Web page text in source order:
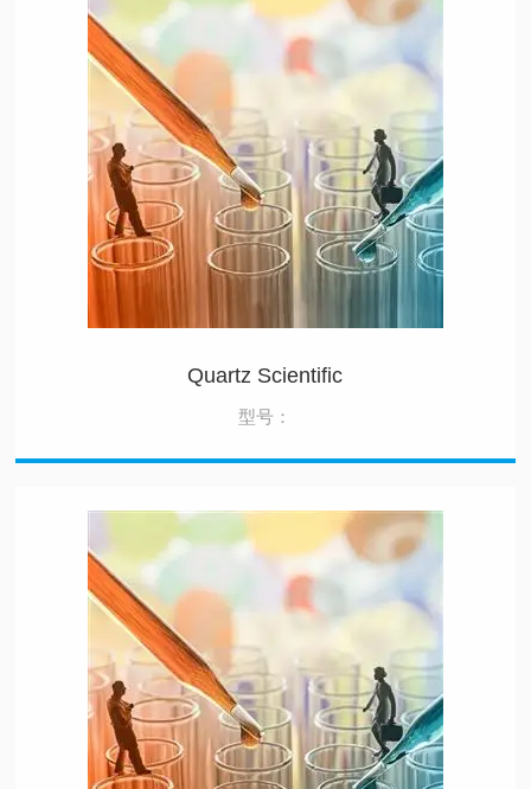
Quartz Scientific
型号：